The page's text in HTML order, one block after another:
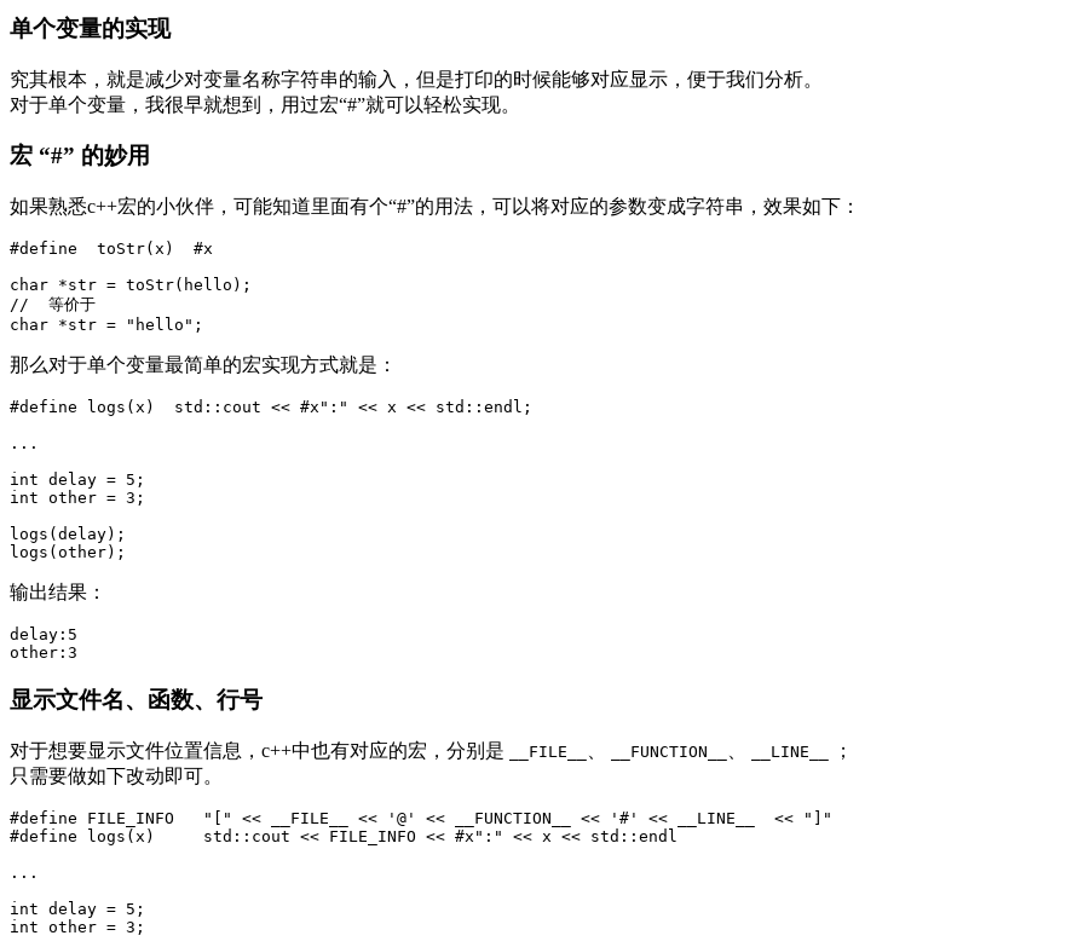
单个变量的实现
究其根本，就是减少对变量名称字符串的输入，但是打印的时候能够对应显示，便于我们分析。
对于单个变量，我很早就想到，用过宏“#”就可以轻松实现。
宏 “#” 的妙用
如果熟悉c++宏的小伙伴，可能知道里面有个“#”的用法，可以将对应的参数变成字符串，效果如下：
char *str = toStr( hello );
//  等价于
char *str = "hello" ;
那么对于单个变量最简单的宏实现方式就是：
...
int delay = 5 ;
int other = 3 ;
logs ( delay);
logs ( other);
输出结果：
delay: 5
other : 3
显示文件名、函数、行号
对于想要显示文件位置信息，c++中也有对应的宏，分别是 __FILE__ __FUNCTION__ __LINE__
；
只需要做如下改动即可。
#define FILE_INFO   "[" << __FILE__ << '@' << __FUNCTION__ << '#' << __LINE__  << "]"
...
int delay = 5 ;
int other = 3 ;